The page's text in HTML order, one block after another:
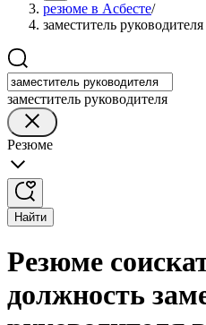
резюме в Асбесте/
заместитель руководителя
заместитель руководителя
Резюме
Найти
Резюме
должность